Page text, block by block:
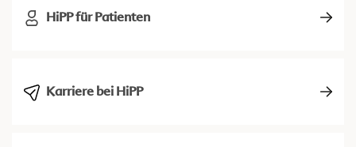
HiPP für Patienten
Karriere bei HiPP